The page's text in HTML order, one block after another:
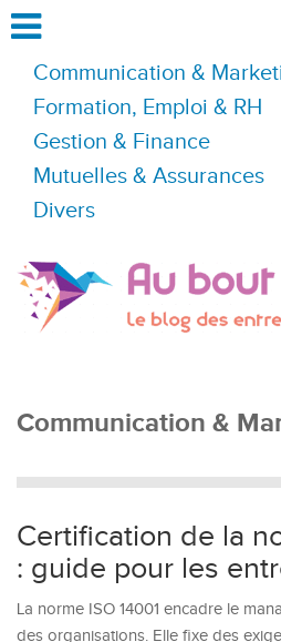
Communication &
Formation, Emploi & RH
Gestion & Finance
Mutuelles & Assurances
Divers
Communication &
Certification de la
: guide pour les
La norme ISO 14001 encadre le
des organisations. Elle fixe des